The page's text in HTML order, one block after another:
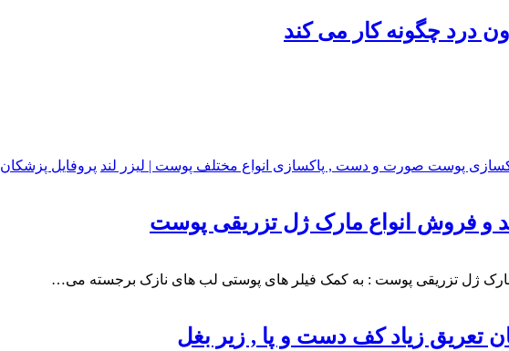
پوست صورت و دست , پاکسازی انواع مختلف پوست | لیزر لند پروفایل پزشکان
و فروش انواع مارک ژل تزریقی پوست
ژل تزریقی پوست : به کمک فیلر های پوستی لب های نازک برجسته می…
تعریق زیاد کف دست و پا , زیر بغل